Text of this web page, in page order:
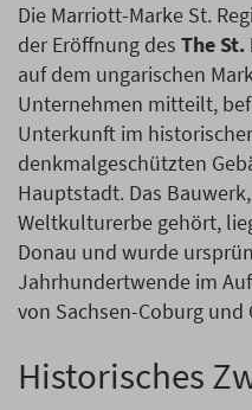
Die Marriott-Marke St.
der Eröffnung des The St.
auf dem ungarischen
Unternehmen mitteilt,
Unterkunft im
denkmalgeschützten
Hauptstadt. Das
Weltkulturerbe gehört,
Donau und wurde
Jahrhundertwende im
von Sachsen-Coburg und
Historisches